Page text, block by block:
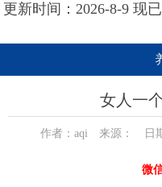
更新时间：2026-8-9 现
女人一
作者：aqi 来源： 日
微